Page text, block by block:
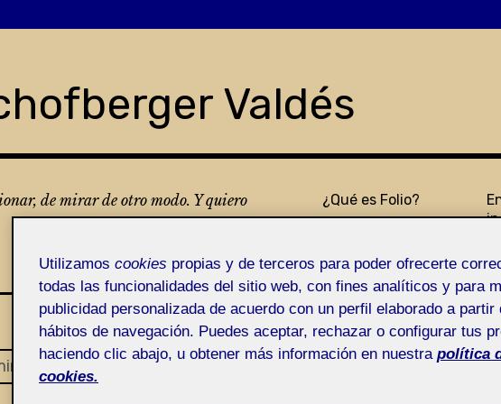
Valdés
de mirar de otro modo. Y quiero
¿Qué es Folio?
con regularidad
Utilizamos cookies propias y de terceros para poder ofrecerte
todas las funcionalidades del sitio web, con fines analíticos y para
publicidad personalizada de acuerdo con un perfil elaborado a partir
hábitos de navegación. Puedes aceptar, rechazar o configurar tus
haciendo clic abajo, u obtener más información en nuestra política
cookies.